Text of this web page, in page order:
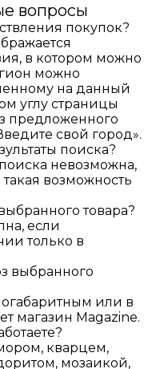
вопросы
покупок?
в котором можно
можно
на данный
углу страницы
предложенного
свой город».
поиска?
невозможна,
возможность
товара?
если
только в
выбранного
или в
магазин Magazine.
кварцем,
мозаикой,